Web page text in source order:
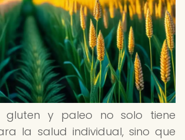
gluten y paleo no solo tiene
la salud individual, sino que